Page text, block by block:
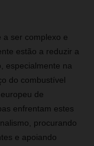
a ser complexo e
estão a reduzir a
especialmente na
do combustível
de
enfrentam estes
procurando
e apoiando